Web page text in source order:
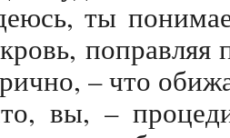
ты
– что
вы, –